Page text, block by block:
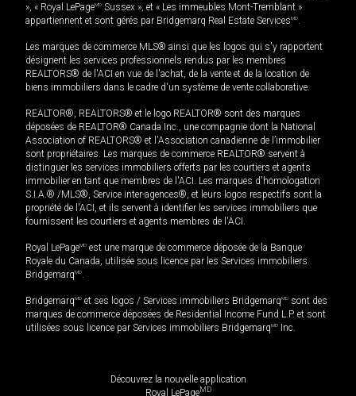
», « Royal LePageMD Sussex », et « Les immeubles Mont-Tremblant »
appartiennent et sont gérés par Bridgemarq Real Estate ServicesMD
Les marques de commerce MLS® ainsi que les logos qui s'y rapportent
désignent les services professionnels rendus par les membres
REALTORS® de l'ACI en vue de l'achat, de la vente et de la location de
biens immobiliers dans le cadre d'un système de vente collaborative.
REALTOR®, REALTORS® et le logo REALTOR® sont des marques
déposées de REALTOR® Canada Inc., une compagnie dont la National
Association of REALTORS® et l'Association canadienne de l’immobilier
sont propriétaires. Les marques de commerce REALTOR® servent à
distinguer les services immobiliers offerts par les courtiers et agents
immobilier en tant que membres de l'ACI. Les marques d'homologation
S.I.A.® /MLS®, Service inter-agences®, et leurs logos respectifs sont la
propriété de l'ACI, et ils servent à identifier les services immobiliers que
fournissent les courtiers et agents membres de l'ACI.
Royal LePageMD est une marque de commerce déposée de la Banque
Royale du Canada, utilisée sous licence par les Services immobiliers
BridgemarqMD
BridgemarqMD et ses logos / Services immobiliers BridgemarqMD sont des
marques de commerce déposées de Residential Income Fund L.P. et sont
utilisées sous licence par Services immobiliers BridgemarqMD Inc.
Découvrez la nouvelle application
Royal LePageMD